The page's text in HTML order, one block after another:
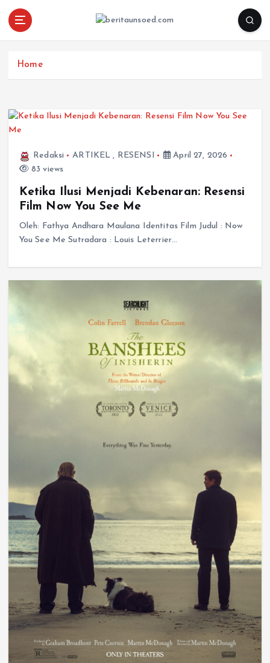
Home
Redaksi ARTIKEL , RESENSI
April 27, 2026
83 views
Ketika Ilusi Menjadi Kebenaran: Resensi
Film Now You See Me
Oleh: Fathya Andhara Maulana Identitas Film Judul : Now
You See Me Sutradara : Louis Leterrier…